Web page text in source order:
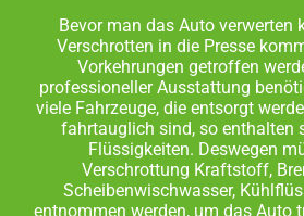
Bevor man das Auto verwerten
Verschrotten in die Presse
Vorkehrungen getroffen
professioneller Ausstattung
viele Fahrzeuge, die entsorgt
fahrtauglich sind, so enthalten
Flüssigkeiten. Deswegen
Verschrottung Kraftstoff,
Scheibenwischwasser,
entnommen werden, um das Auto